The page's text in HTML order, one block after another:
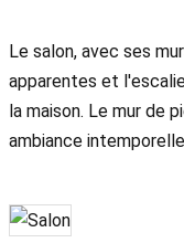
Le salon, avec ses
apparentes et
la maison. Le mur de
ambiance